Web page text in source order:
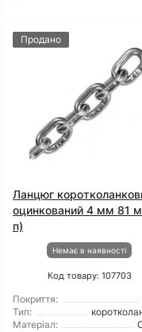
Продано
Ланцюг
оцинкований 4 мм 81
п)
Немає в наявності
Код товару: 107703
Покриття:
Тип:
Матеріал: